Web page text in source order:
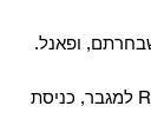
ופאנל.
"פלאג אביזרים" - יציאות RCA למגבר, כניסת